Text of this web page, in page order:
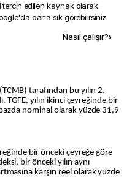
tercih edilen kaynak olarak
daha sık görebilirsiniz.
Nasıl çalışır?›
tarafından bu yılın 2.
TGFE, yılın ikinci çeyreğinde bir
nominal olarak yüzde 31,9
bir önceki çeyreğe göre
bir önceki yılın aynı
karşın reel olarak yüzde